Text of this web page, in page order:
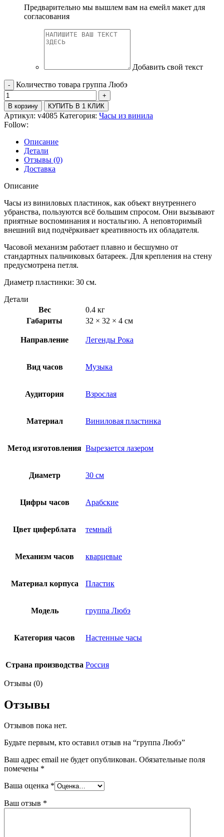
Предварительно мы вышлем вам на емейл макет для
согласования
Добавить свой текст
Количество товара группа Любэ
В корзину КУПИТЬ В 1 КЛИК
Артикул: v4085 Категория: Часы из винила
Follow:
Описание
Детали
Отзывы (0)
Доставка
Описание
Часы из виниловых пластинок, как объект внутреннего
убранства, пользуются всё большим спросом. Они вызывают
приятные воспоминания и ностальгию. А неповторимый
внешний вид подчёркивает креативность их обладателя.
Часовой механизм работает плавно и бесшумно от
стандартных пальчиковых батареек. Для крепления на стену
предусмотрена петля.
Диаметр пластинки: 30 см.
Детали
Вес
0.4 кг
Габариты
32 × 32 × 4 см
Направление Легенды Рока
Вид часов Музыка
Аудитория Взрослая
Материал Виниловая пластинка
Метод изготовления Вырезается лазером
Диаметр 30 см
Цифры часов Арабские
Цвет циферблата темный
Механизм часов кварцевые
Материал корпуса Пластик
Модель группа Любэ
Категория часов Настенные часы
Страна производства Россия
Отзывы (0)
Отзывы
Отзывов пока нет.
Будьте первым, кто оставил отзыв на “группа Любэ”
Ваш адрес email не будет опубликован. Обязательные поля
помечены *
Ваша оценка *
Ваш отзыв *